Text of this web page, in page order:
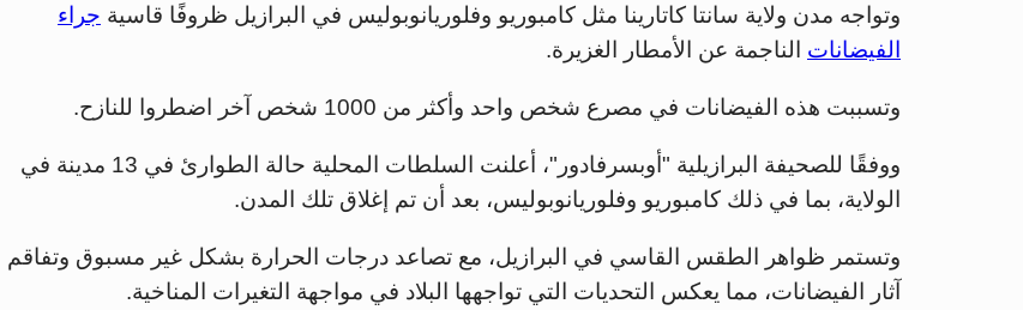
وتواجه مدن ولاية سانتا كاتارينا مثل كامبوريو وفلوريانوبوليس في البرازيل ظروفًا قاسية جراء
الفيضانات الناجمة عن الأمطار الغزيرة.
وتسببت هذه الفيضانات في مصرع شخص واحد وأكثر من 1000 شخص آخر اضطروا للنازح.
ووفقًا للصحيفة البرازيلية "أوبسرفادور"، أعلنت السلطات المحلية حالة الطوارئ في 13 مدينة في
الولاية، بما في ذلك كامبوريو وفلوريانوبوليس، بعد أن تم إغلاق تلك المدن.
وتستمر ظواهر الطقس القاسي في البرازيل، مع تصاعد درجات الحرارة بشكل غير مسبوق وتفاقم
آثار الفيضانات، مما يعكس التحديات التي تواجهها البلاد في مواجهة التغيرات المناخية.